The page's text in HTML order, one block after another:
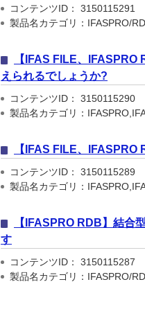
コンテンツID： 3150115291
製品名カテゴリ：IFASPRO/
【IFAS FILE、
えられるでしょうか?
コンテンツID： 3150115290
製品名カテゴリ：
【IFAS FILE、
コンテンツID： 3150115289
製品名カテゴリ：
【IFASPRO RDB】結合
す
コンテンツID： 3150115287
製品名カテゴリ：IFASPRO/